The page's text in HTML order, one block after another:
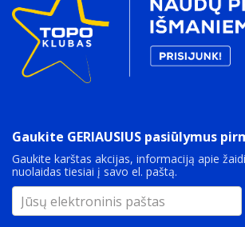
Gaukite GERIAUSIUS pasiūlymus
Gaukite karštas akcijas, informaciją apie
nuolaidas tiesiai į savo el. paštą.